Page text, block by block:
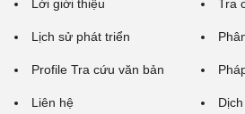
Lời giới thiệu
Lịch sử phát triển
Profile Tra cứu văn bản
Liên hệ
Tra